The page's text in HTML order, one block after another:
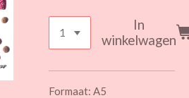
In
winkelwagen
Formaat: A5